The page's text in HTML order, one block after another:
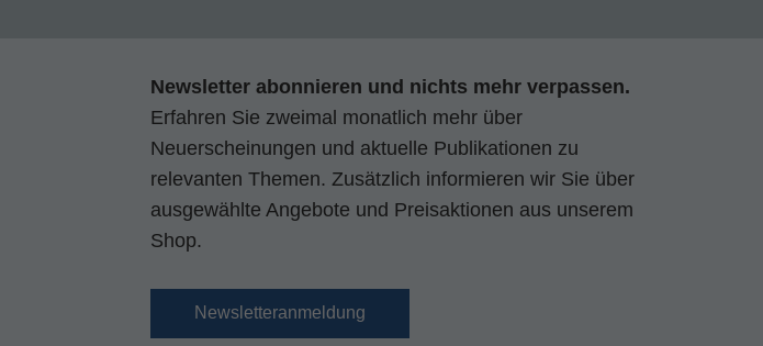
Newsletter abonnieren und nichts mehr verpassen.
Erfahren Sie zweimal monatlich mehr über
Neuerscheinungen und aktuelle Publikationen zu
relevanten Themen. Zusätzlich informieren wir Sie über
ausgewählte Angebote und Preisaktionen aus unserem
Shop.
Newsletteranmeldung